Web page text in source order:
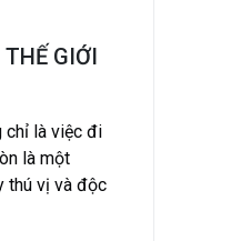
GIỚI
chỉ là việc đi
là một
thú vị và độc